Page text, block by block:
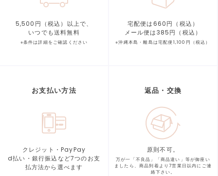
5,500円（税込）以上で、
いつでも送料無料
※条件は詳細をご確認ください
宅配便は660円（税込）
メール便は385円（税込）
※沖縄本島・離島は宅配便1,100円（税込）
お支払い方法
クレジット・PayPay
d払い・銀行振込など7つのお支
払方法から選べます
返品・交換
原則不可。
万が一「不良品」「商品違い」等が御座い
ましたら、商品到着より7営業日以内にご連
絡下さい。